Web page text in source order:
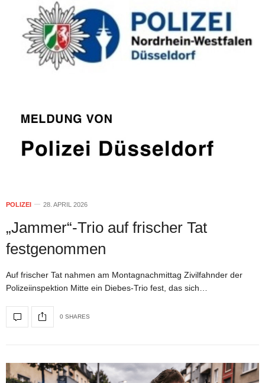
POLIZEI 28. APRIL 2026
„Jammer“-Trio auf frischer Tat
festgenommen
Auf frischer Tat nahmen am Montagnachmittag Zivilfahnder der
Polizeiinspektion Mitte ein Diebes-Trio fest, das sich…
0 SHARES